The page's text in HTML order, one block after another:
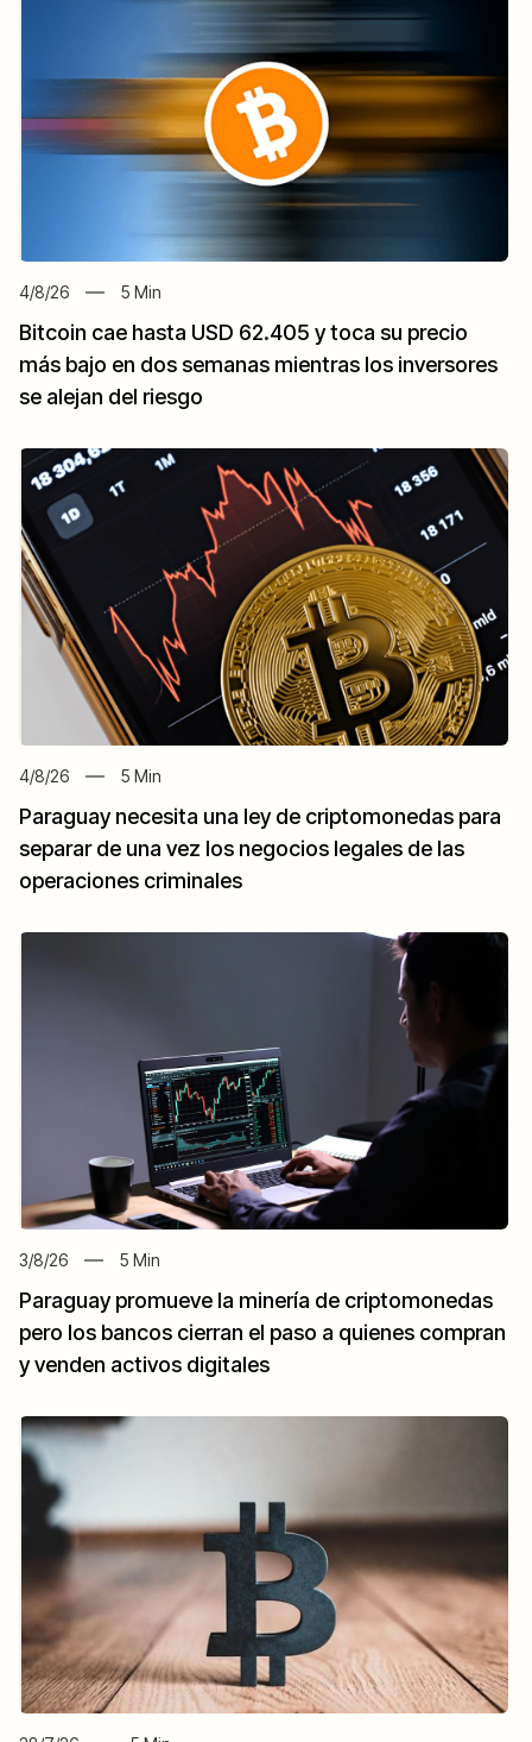
4/8/26 5 Min
Bitcoin cae hasta USD 62.405 y toca su precio
más bajo en dos semanas mientras los inversores
se alejan del riesgo
4/8/26 5 Min
Paraguay necesita una ley de criptomonedas para
separar de una vez los negocios legales de las
operaciones criminales
3/8/26 5 Min
Paraguay promueve la minería de criptomonedas
pero los bancos cierran el paso a quienes compran
y venden activos digitales